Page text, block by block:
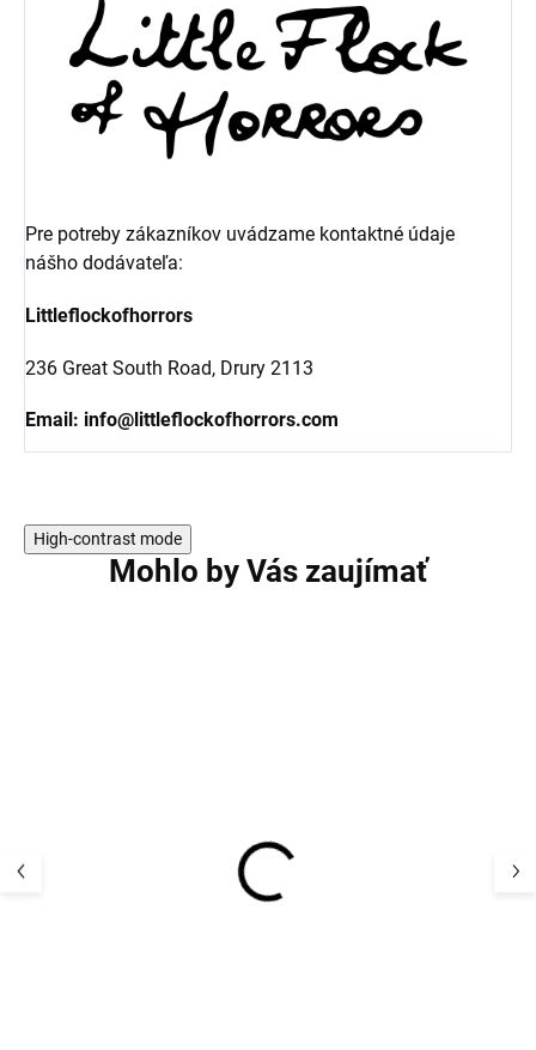
Pre potreby zákazníkov uvádzame kontaktné údaje
nášho dodávateľa:
Littleflockofhorrors
236 Great South Road, Drury 2113
Email: info@littleflockofhorrors.com
High-contrast mode
Mohlo by Vás zaujímať